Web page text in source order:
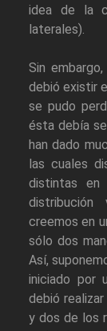
idea de la
laterales).
Sin
debió existir
se pudo
ésta debía
han dado
las cuales
distintas
creemos en
sólo dos
Así,
iniciado por
debió
y dos de los